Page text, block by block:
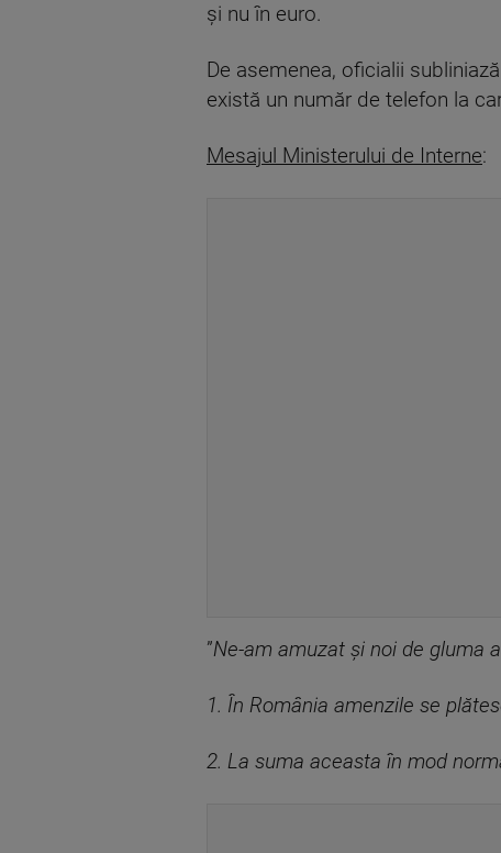
și nu în euro.
De asemenea, oficialii
există un număr de telefon la
Mesajul Ministerului de Interne:
”Ne-am amuzat și noi de gluma
1. În România amenzile se
2. La suma aceasta în mod